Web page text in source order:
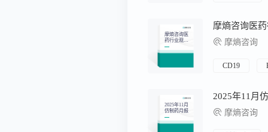
摩熵咨询医
药行业观察
周报（2026.
01.05-2026.0
摩熵咨询
CD19
2025年11月
仿制药月报
2025年11月
摩熵咨询